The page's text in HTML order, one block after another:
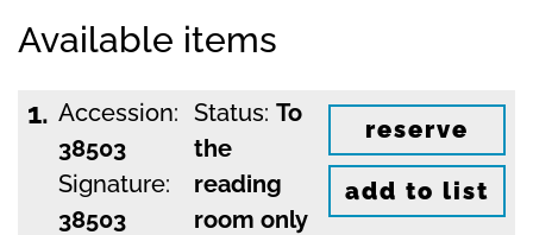
Available items
1. Accession:
38503
Signature:
38503
Status: To
the
reading
room only
reserve
add to list